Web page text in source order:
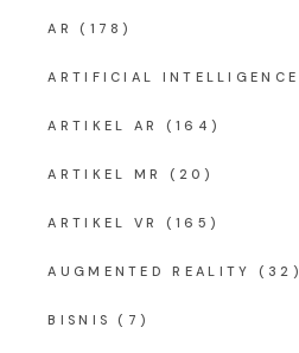
AR (178)
ARTIFICIAL INTELLIGENCE
ARTIKEL AR (164)
ARTIKEL MR (20)
ARTIKEL VR (165)
AUGMENTED REALITY (32)
BISNIS (7)